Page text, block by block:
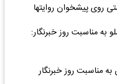
روی پیشخوان روایت­ها
به مناسبت روز خبرنگار:
مناسبت روز خبرنگار